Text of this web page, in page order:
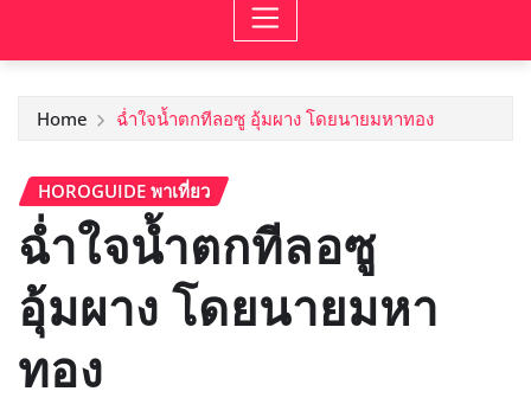
Home ฉ่ำใจน้ำตกทีลอซู อุ้มผาง โดยนายมหาทอง
HOROGUIDE พาเที่ยว
ฉ่ำใจน้ำตกทีลอซู
อุ้มผาง โดยนายมหา
ทอง